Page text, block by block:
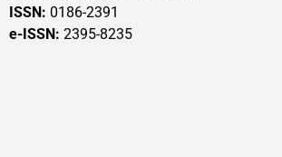
ISSN: 0186-2391
e-ISSN: 2395-8235